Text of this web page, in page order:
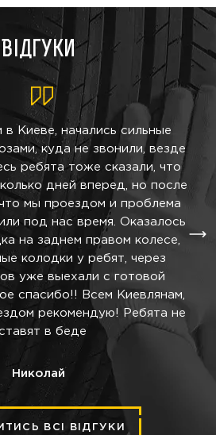
Відгуки
Киеве, начались сильные
куда не звонили, везде
ребята тоже сказали, что
дней вперед, но после
мы проездом и проблема
под нас время. Оказалось
на заднем правом колесе,
колодки у ребят, через
уже выехали с готовой
спасибо!! Всем Киевлянам,
рекомендую! Ребята не
в беде
Николай
ВСІ ВІДГУКИ